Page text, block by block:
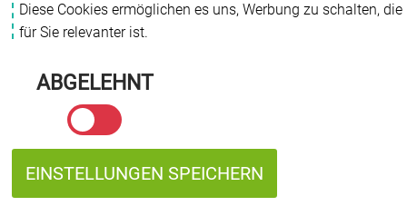
Diese Cookies ermöglichen es uns, Werbung zu schalten, die
für Sie relevanter ist.
ABGELEHNT